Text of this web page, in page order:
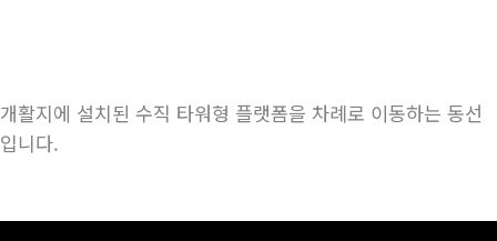
개활지에 설치된 수직 타워형 플랫폼을 차례로 이동하는 동선
입니다.